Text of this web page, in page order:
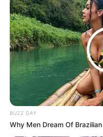
Pommes &
Klassiker –
großen Klecks
Snacks &
Nuggets,
Rings.
Burger &
Aufstrich
BUZZ DAY
Why Men Dream Of